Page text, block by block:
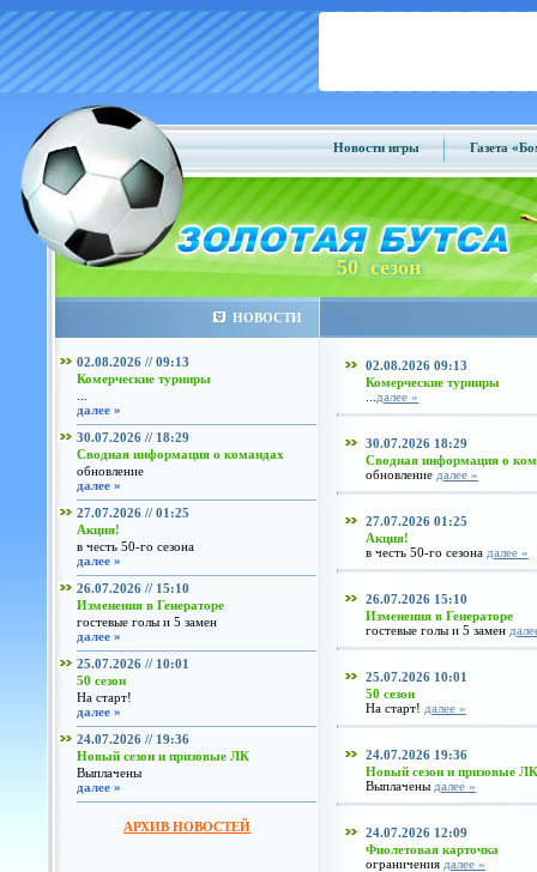
Новости игры Газета
50 сезон
НОВОСТИ
02.08.2026 // 09:13
Комерческие турниры
далее »
30.07.2026 // 18:29
Сводная информация о командах
обновление
далее »
27.07.2026 // 01:25
Акция!
в честь 50-го сезона
далее »
26.07.2026 // 15:10
Изменения в Генераторе
гостевые голы и 5 замен
далее »
25.07.2026 // 10:01
50 сезон
На старт!
далее »
24.07.2026 // 19:36
Новый сезон и призовые ЛК
Выплачены
далее »
АРХИВ НОВОСТЕЙ
02.08.2026 09:13
Комерческие турниры
далее »
30.07.2026 18:29
Сводная информация о
обновление далее »
27.07.2026 01:25
Акция!
в честь 50-го сезона далее »
26.07.2026 15:10
Изменения в Генераторе
гостевые голы и 5 замен
25.07.2026 10:01
50 сезон
На старт! далее »
24.07.2026 19:36
Новый сезон и призовые ЛК
Выплачены далее »
24.07.2026 12:09
Фиолетовая карточка
ограничения далее »